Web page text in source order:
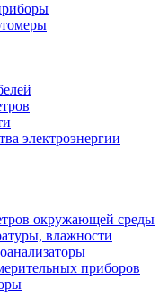
электроэнергии
окружающей среды
влажности
приборов